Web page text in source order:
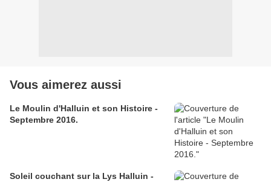
Vous aimerez aussi
Le Moulin d'Halluin et son Histoire -
Septembre 2016.
Soleil couchant sur la Lys Halluin -